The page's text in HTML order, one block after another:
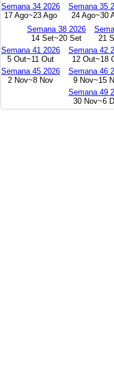
Semana 34 2026
17 Ago~23 Ago
Semana 35
24 Ago~30
Semana 38 2026
14 Set~20 Set
21
Semana 41 2026
5 Out~11 Out
Semana 42
12 Out~18
Semana 45 2026
2 Nov~8 Nov
Semana 46
9 Nov~15
Semana 49
30 Nov~6